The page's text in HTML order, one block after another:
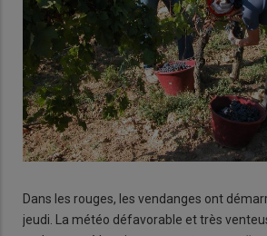
Dans les rouges, les vendanges ont
jeudi. La météo défavorable et très